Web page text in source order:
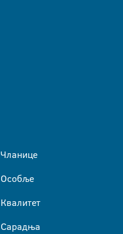
Чланице
Особље
Квалитет
Сарадња